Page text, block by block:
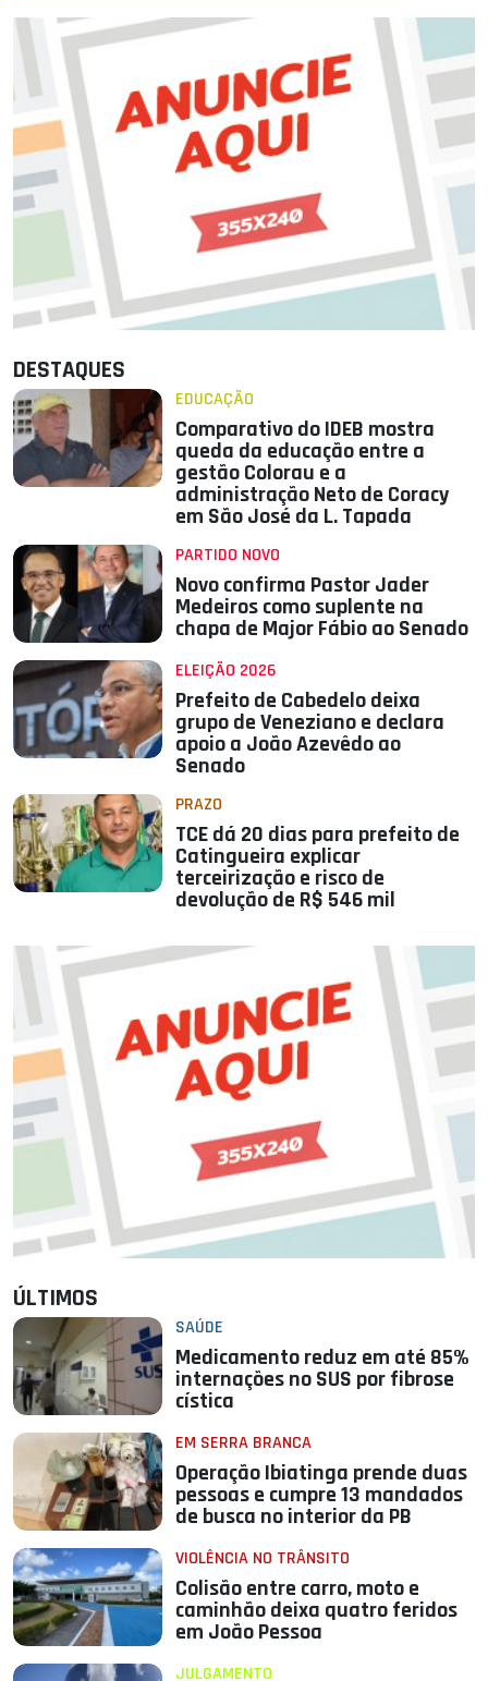
DESTAQUES
EDUCAÇÃO
Comparativo do IDEB mostra
queda da educação entre a
gestão Colorau e a
administração Neto de Coracy
em São José da L. Tapada
PARTIDO NOVO
Novo confirma Pastor Jader
Medeiros como suplente na
chapa de Major Fábio ao Senado
ELEIÇÃO 2026
Prefeito de Cabedelo deixa
grupo de Veneziano e declara
apoio a João Azevêdo ao
Senado
PRAZO
TCE dá 20 dias para prefeito de
Catingueira explicar
terceirização e risco de
devolução de R$ 546 mil
ÚLTIMOS
SAÚDE
Medicamento reduz em até 85%
internações no SUS por fibrose
cística
EM SERRA BRANCA
Operação Ibiatinga prende duas
pessoas e cumpre 13 mandados
de busca no interior da PB
VIOLÊNCIA NO TRÂNSITO
Colisão entre carro, moto e
caminhão deixa quatro feridos
em João Pessoa
JULGAMENTO